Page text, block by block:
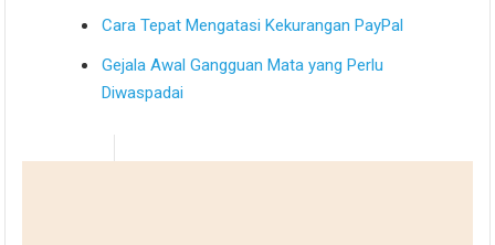
Cara Tepat Mengatasi Kekurangan PayPal
Gejala Awal Gangguan Mata yang Perlu
Diwaspadai